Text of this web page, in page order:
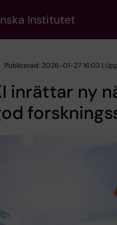
Institutet
Publicerad: 2026-01-27 16:03 |
inrättar ny